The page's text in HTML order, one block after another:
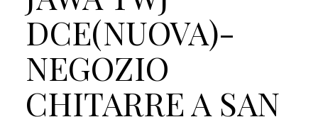
DCE(NUOVA)-
NEGOZIO
CHITARRE A SAN